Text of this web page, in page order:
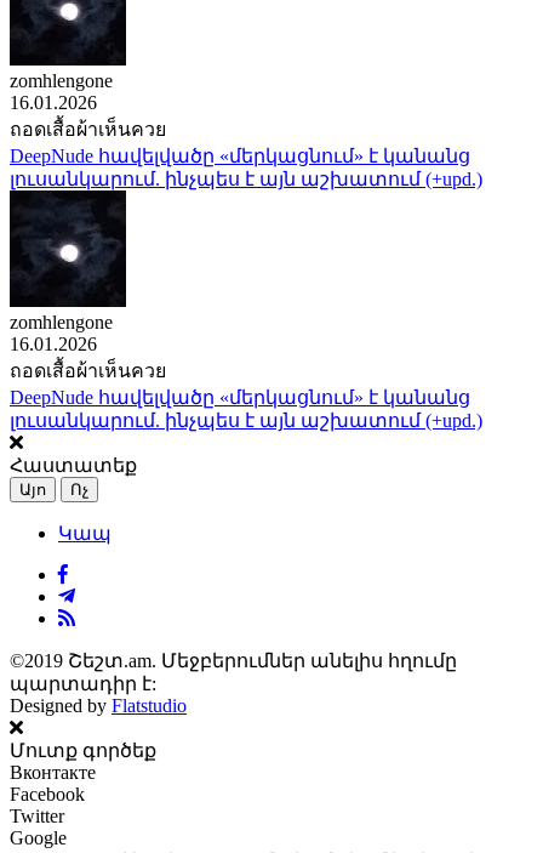
zomhlengone
16.01.2026
ถอดเสื้อผ้าเห็นควย
DeepNude հավելվածը «մերկացնում» է կանանց
լուսանկարում. ինչպես է այն աշխատում (+upd.)
zomhlengone
16.01.2026
ถอดเสื้อผ้าเห็นควย
DeepNude հավելվածը «մերկացնում» է կանանց
լուսանկարում. ինչպես է այն աշխատում (+upd.)
Հաստատեք
Այո Ոչ
Կապ
©2019 Շեշտ.am. Մեջբերումներ անելիս հղումը
պարտադիր է:
Designed by Flatstudio
Մուտք գործեք
Вконтакте
Facebook
Twitter
Google